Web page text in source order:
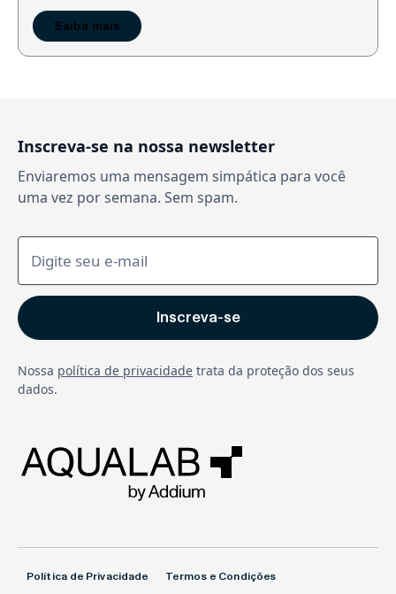
Saiba mais
Inscreva-se na nossa newsletter
Enviaremos uma mensagem simpática para você
uma vez por semana. Sem spam.
Nossa política de privacidade trata da proteção dos seus
dados.
Política de Privacidade Termos e Condições